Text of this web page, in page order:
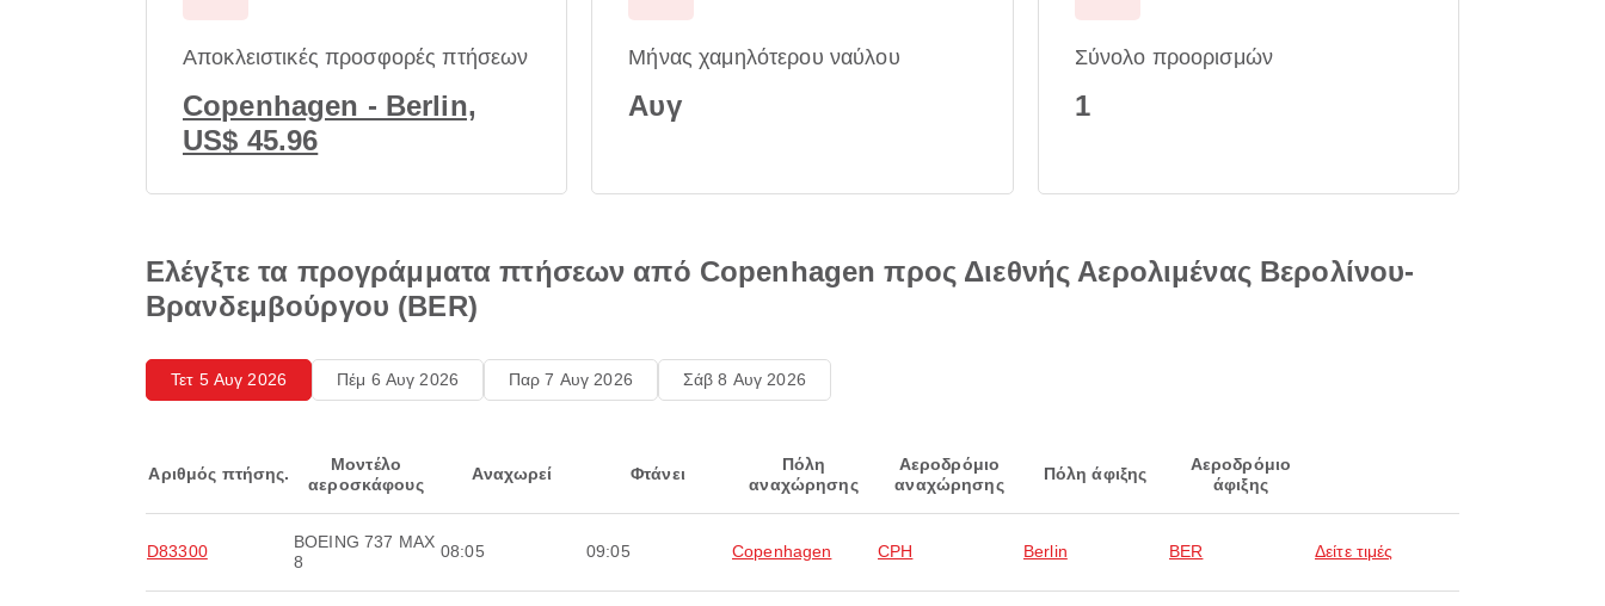
Αποκλειστικές προσφορές πτήσεων
Copenhagen - Berlin,
US$ 45.96
Μήνας χαμηλότερου ναύλου
Αυγ
Σύνολο προορισμών
1
Ελέγξτε τα προγράμματα πτήσεων από Copenhagen προς Διεθνής Αερολιμένας Βερολίνου-
Βρανδεμβούργου (BER)
Τετ 5 Αυγ 2026 Πέμ 6 Αυγ 2026 Παρ 7 Αυγ 2026 Σάβ 8 Αυγ 2026
Αριθμός πτήσης.
Μοντέλο
αεροσκάφους
Αναχωρεί Φτάνει
Πόλη
αναχώρησης
Αεροδρόμιο
αναχώρησης
Πόλη άφιξης
Αεροδρόμιο
άφιξης
D83300
BOEING 737 MAX
8
08:05 09:05 Copenhagen CPH Berlin BER Δείτε τιμές